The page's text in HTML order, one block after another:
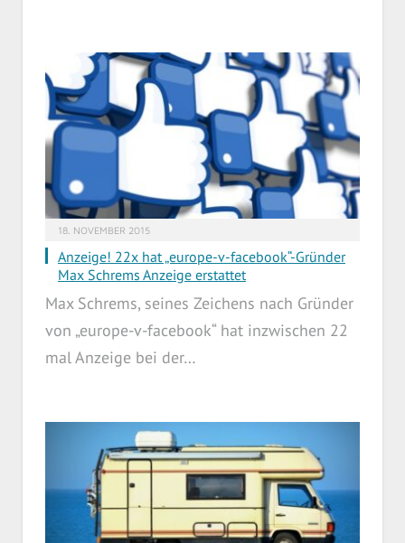
18. NOVEMBER 2015
Anzeige! 22x hat „europe-v-facebook“-Gründer
Max Schrems Anzeige erstattet
Max Schrems, seines Zeichens nach Gründer
von „europe-v-facebook“ hat inzwischen 22
mal Anzeige bei der…